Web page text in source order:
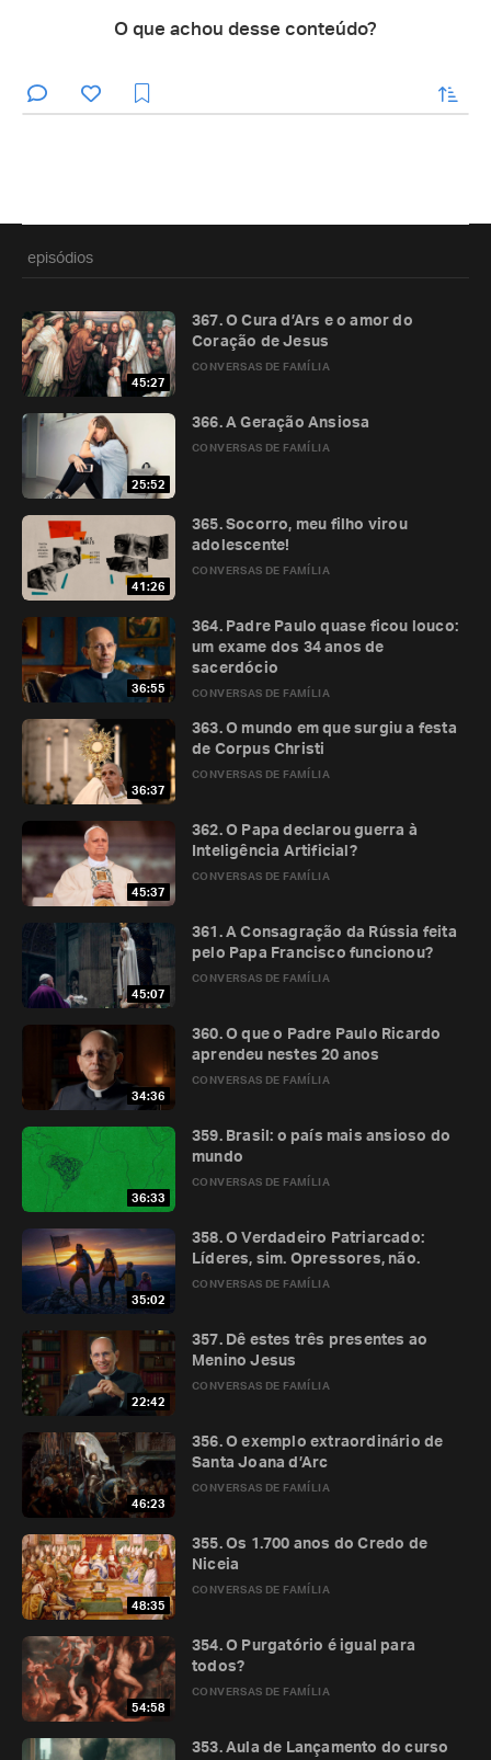
O que achou desse conteúdo?
enviar
episódios
45:27
CONVERSAS DE FAMÍLIA
367. O Cura d’Ars e o amor do
Coração de Jesus
25:52
CONVERSAS DE FAMÍLIA
366. A Geração Ansiosa
41:26
CONVERSAS DE FAMÍLIA
365. Socorro, meu filho virou
adolescente!
36:55 CONVERSAS DE FAMÍLIA
364. Padre Paulo quase ficou louco:
um exame dos 34 anos de
sacerdócio
36:37
CONVERSAS DE FAMÍLIA
363. O mundo em que surgiu a festa
de Corpus Christi
45:37
CONVERSAS DE FAMÍLIA
362. O Papa declarou guerra à
Inteligência Artificial?
45:07
CONVERSAS DE FAMÍLIA
361. A Consagração da Rússia feita
pelo Papa Francisco funcionou?
34:36
CONVERSAS DE FAMÍLIA
360. O que o Padre Paulo Ricardo
aprendeu nestes 20 anos
36:33
CONVERSAS DE FAMÍLIA
359. Brasil: o país mais ansioso do
mundo
35:02
CONVERSAS DE FAMÍLIA
358. O Verdadeiro Patriarcado:
Líderes, sim. Opressores, não.
22:42
CONVERSAS DE FAMÍLIA
357. Dê estes três presentes ao
Menino Jesus
46:23
CONVERSAS DE FAMÍLIA
356. O exemplo extraordinário de
Santa Joana d’Arc
48:35
CONVERSAS DE FAMÍLIA
355. Os 1.700 anos do Credo de
Niceia
54:58
CONVERSAS DE FAMÍLIA
354. O Purgatório é igual para
todos?
353. Aula de Lançamento do curso